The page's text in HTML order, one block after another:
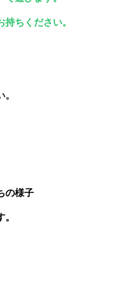
ちください。
の様子